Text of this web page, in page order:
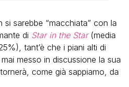
sarebbe “macchiata” con la
di Star in the Star(media
tant’è che i piani alti di
messo in discussione la sua
come già sappiamo, da